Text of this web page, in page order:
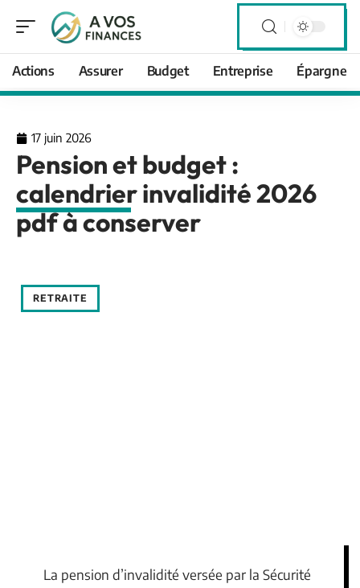
Actions Assurer Budget Entreprise Épargne
17 juin 2026
Pension et budget :
calendrier invalidité 2026
pdf à conserver
RETRAITE
La pension d’invalidité versée par la Sécurité